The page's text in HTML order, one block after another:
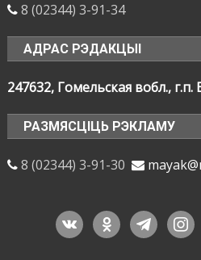
8 (02344) 3-91-34
АДРАС РЭДАКЦЫІ
247632, Гомельская вобл., г.п.
РАЗМЯСЦІЦЬ РЭКЛАМУ
8 (02344) 3-91-30
vkontakteodnoklassniki
telegram